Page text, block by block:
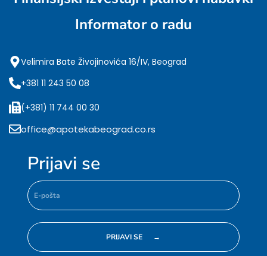
Informator o radu
Velimira Bate Živojinovića 16/IV, Beograd
+381 11 243 50 08
(+381) 11 744 00 30
office@apotekabeograd.co.rs
Prijavi se